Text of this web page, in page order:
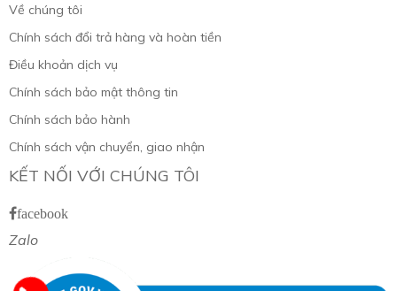
Về chúng tôi
Chính sách đổi trả hàng và hoàn tiền
Điều khoản dịch vụ
Chính sách bảo mật thông tin
Chính sách bảo hành
Chính sách vận chuyển, giao nhận
KẾT NỐI VỚI CHÚNG TÔI
facebook
Zalo